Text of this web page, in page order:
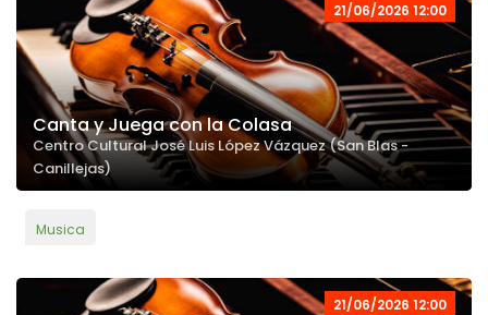
21/06/2026 12:00
Canta y Juega con la Colasa
Centro Cultural José Luis López Vázquez (San Blas -
Canillejas)
Musica
21/06/2026 12:00